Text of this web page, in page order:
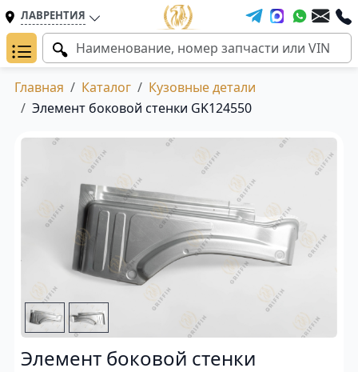
ЛАВРЕНТИЯ
Главная Каталог
Кузовные детали
Элемент боковой стенки GK124550
Элемент боковой стенки